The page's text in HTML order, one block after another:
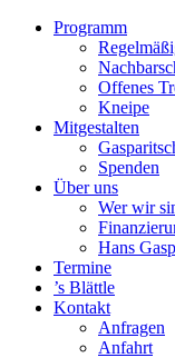
Programm
Offenes
Kneipe
Mitgestalten
Spenden
Über uns
Wer wir
Hans
Termine
’s Blättle
Kontakt
Anfragen
Anfahrt